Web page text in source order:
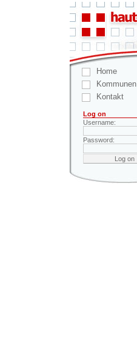
Home
Kommunen
Kontakt
Log on
Username:
Password: